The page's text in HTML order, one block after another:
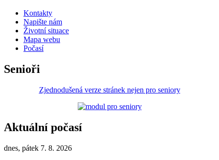
Kontakty
Napište nám
Životní situace
Mapa webu
Počasí
Senioři
Zjednodušená verze stránek nejen pro seniory
Aktuální počasí
dnes, pátek 7. 8. 2026